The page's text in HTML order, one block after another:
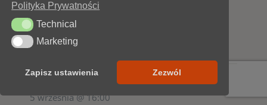
28 września @ 17:00
Biblioteka Filmów
5 września @ 16:00
Polityka Prywatności
TechnicalTechnical
MarketingMarketing
Zapisz ustawienia Zezwól